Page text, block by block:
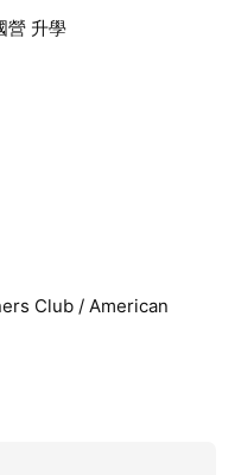
營 升學
Club / American